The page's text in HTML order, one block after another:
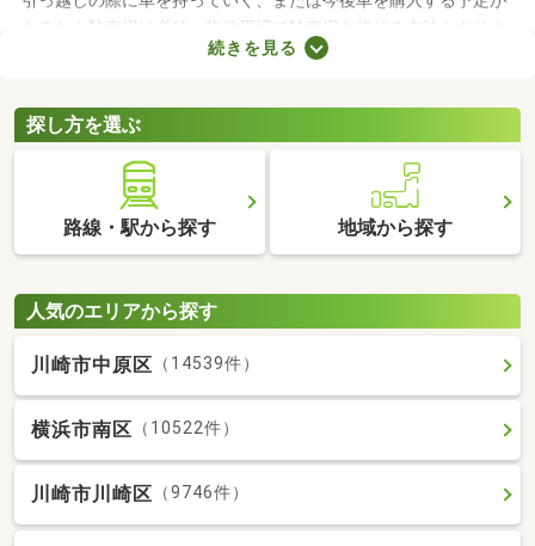
あるなら駐車場は必須。物件周辺で駐車場を借りる方法もありま
すが、月々の費用が割高になる恐れもあります。駐車場の費用を
気になるお部屋を探してみましょう。
続きを見る
探し方を選ぶ
路線・駅から探す 地域から探す
人気のエリアから探す
川崎市中原区 （14539件）
横浜市南区 （10522件）
川崎市川崎区 （9746件）